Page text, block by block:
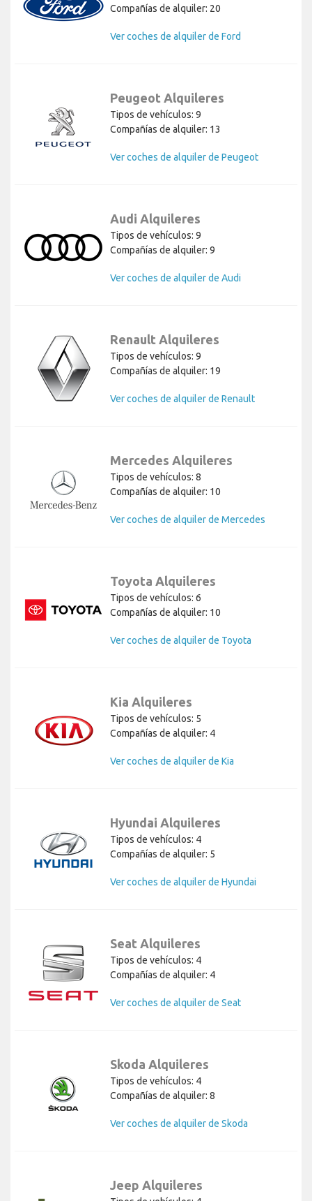
Compañías de alquiler: 20
Ver coches de alquiler de Ford
Peugeot Alquileres
Tipos de vehículos: 9
Compañías de alquiler: 13
Ver coches de alquiler de Peugeot
Audi Alquileres
Tipos de vehículos: 9
Compañías de alquiler: 9
Ver coches de alquiler de Audi
Renault Alquileres
Tipos de vehículos: 9
Compañías de alquiler: 19
Ver coches de alquiler de Renault
Mercedes Alquileres
Tipos de vehículos: 8
Compañías de alquiler: 10
Ver coches de alquiler de Mercedes
Toyota Alquileres
Tipos de vehículos: 6
Compañías de alquiler: 10
Ver coches de alquiler de Toyota
Kia Alquileres
Tipos de vehículos: 5
Compañías de alquiler: 4
Ver coches de alquiler de Kia
Hyundai Alquileres
Tipos de vehículos: 4
Compañías de alquiler: 5
Ver coches de alquiler de Hyundai
Seat Alquileres
Tipos de vehículos: 4
Compañías de alquiler: 4
Ver coches de alquiler de Seat
Skoda Alquileres
Tipos de vehículos: 4
Compañías de alquiler: 8
Ver coches de alquiler de Skoda
Jeep Alquileres